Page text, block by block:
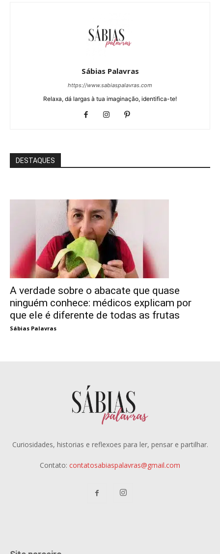
Sábias Palavras
https://www.sabiaspalavras.com
Relaxa, dá largas à tua imaginação, identifica-te!
DESTAQUES
A verdade sobre o abacate que quase
ninguém conhece: médicos explicam por
que ele é diferente de todas as frutas
Sábias Palavras
Curiosidades, historias e reflexoes para ler, pensar e partilhar.
Contato: contatosabiaspalavras@gmail.com